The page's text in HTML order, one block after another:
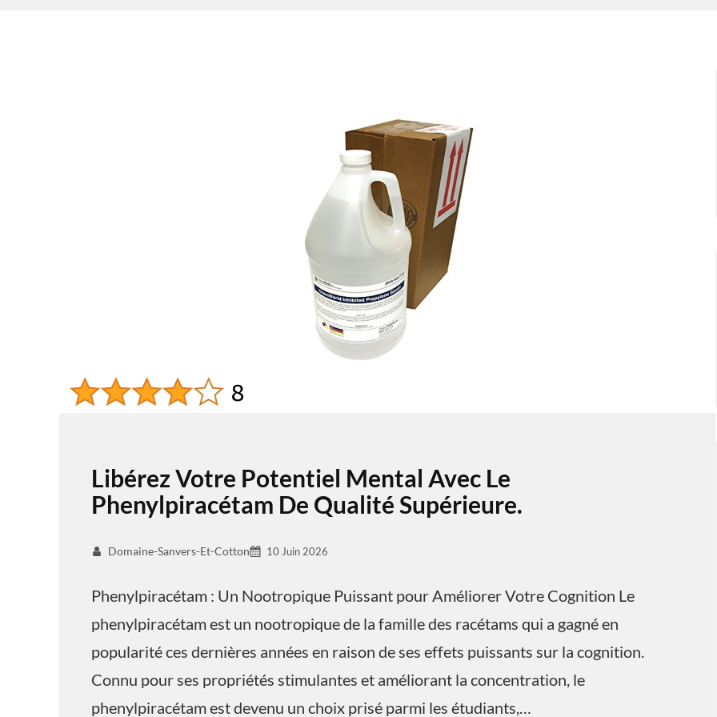
Libérez Votre Potentiel Mental Avec Le
Phenylpiracétam De Qualité Supérieure.
Domaine-Sanvers-Et-Cotton 10 Juin 2026
Phenylpiracétam : Un Nootropique Puissant pour Améliorer Votre Cognition Le
phenylpiracétam est un nootropique de la famille des racétams qui a gagné en
popularité ces dernières années en raison de ses effets puissants sur la cognition.
Connu pour ses propriétés stimulantes et améliorant la concentration, le
phenylpiracétam est devenu un choix prisé parmi les étudiants,…